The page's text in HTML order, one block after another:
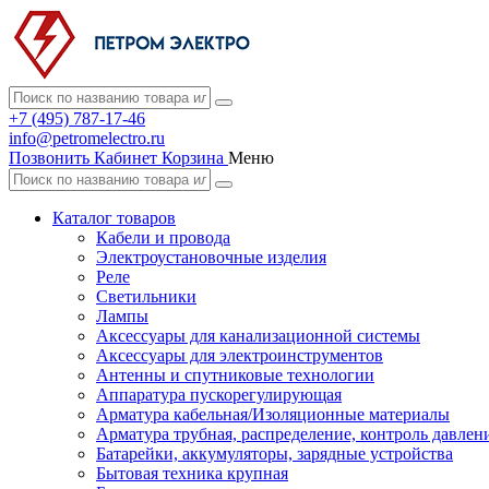
+7 (495) 787-17-46
info@petromelectro.ru
Позвонить Кабинет Корзина Меню
Каталог товаров
Кабели и провода
Электроустановочные изделия
Реле
Светильники
Лампы
Аксессуары для канализационной системы
Аксессуары для электроинструментов
Антенны и спутниковые технологии
Аппаратура пускорегулирующая
Арматура кабельная/Изоляционные материалы
Арматура трубная, распределение, контроль
Батарейки, аккумуляторы, зарядные устройства
Бытовая техника крупная